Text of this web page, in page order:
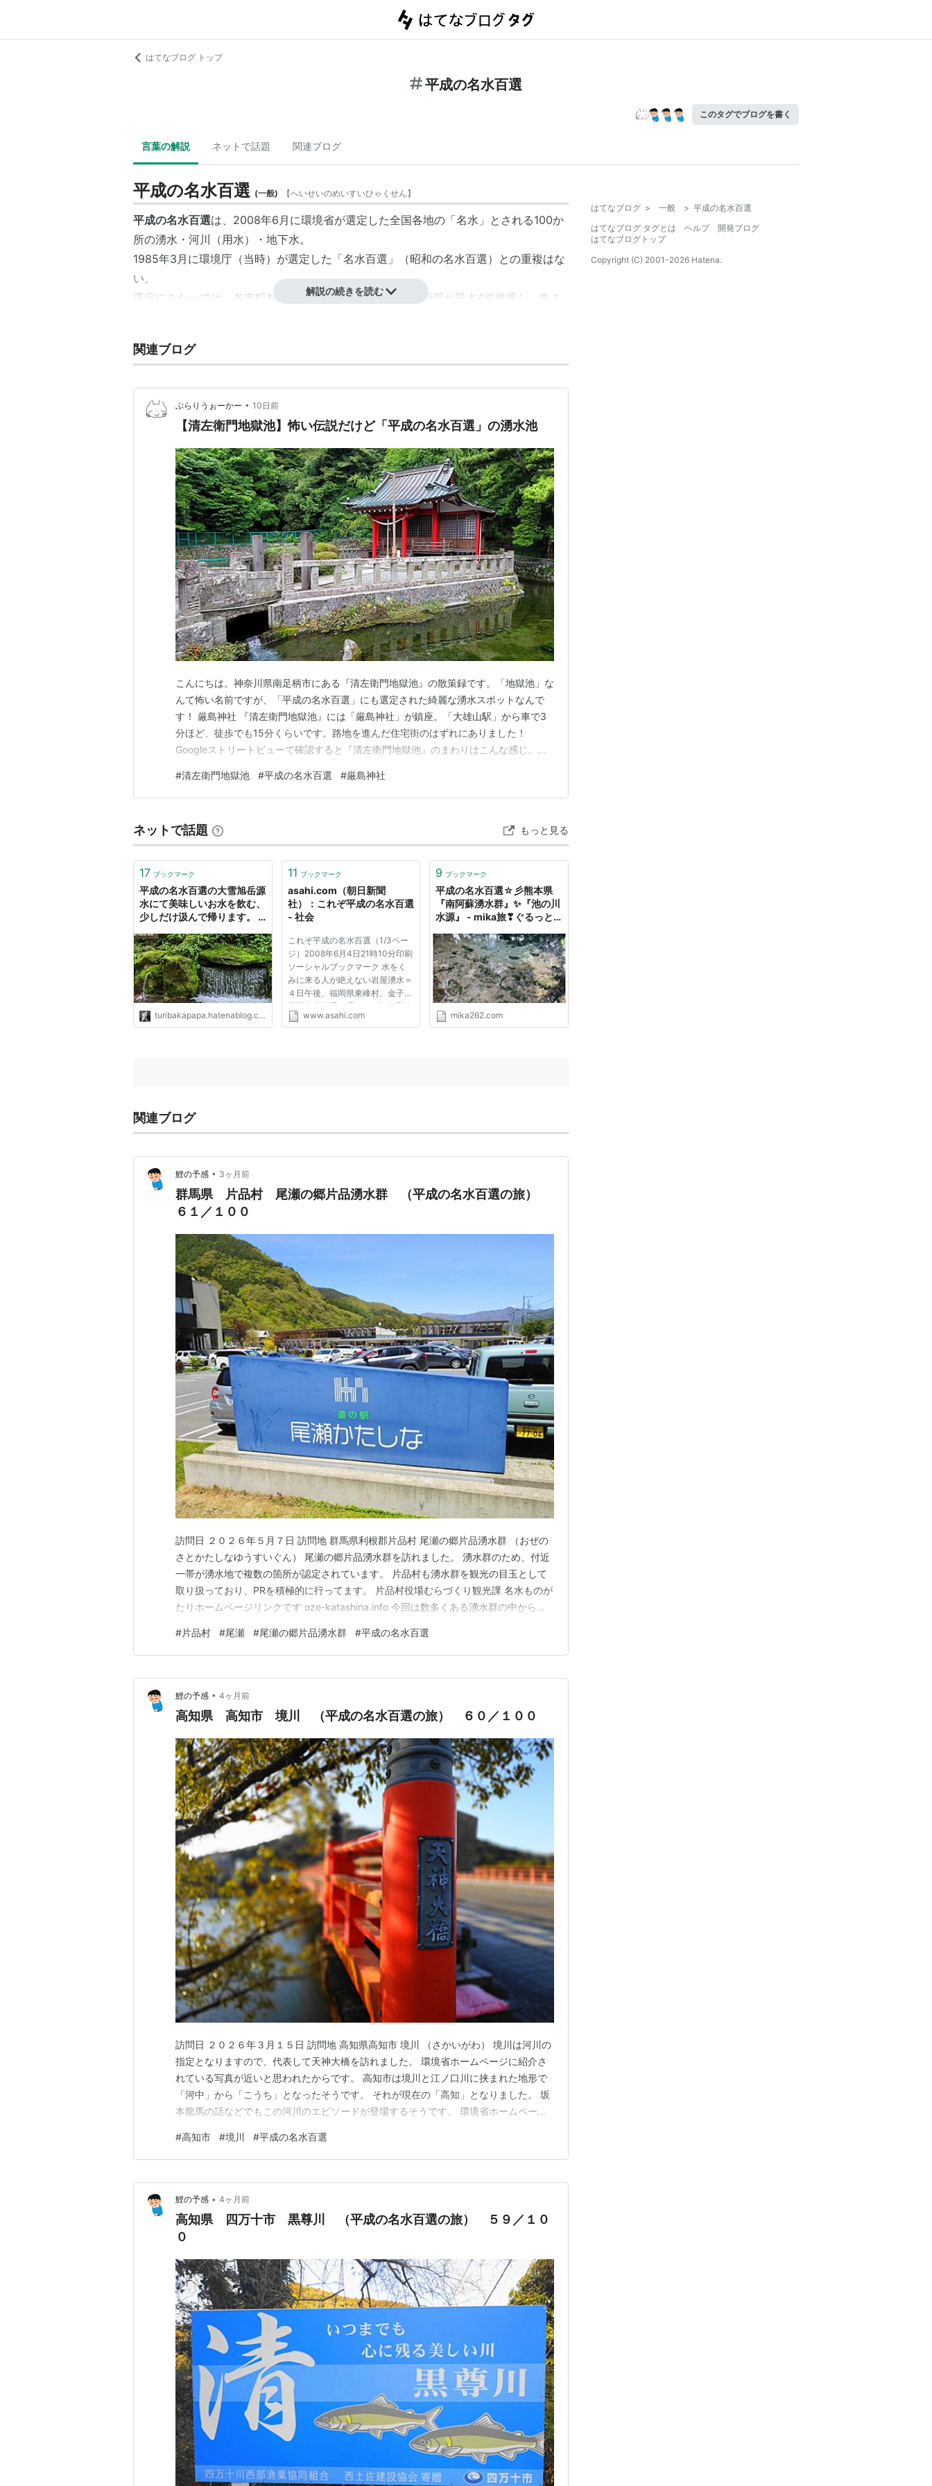
はてなブログ トップ
平成の名水百選
このタグでブログを書く
言葉の解説 ネットで話題 関連ブログ
平成の名水百選 (一般) 【へいせいのめいすいひゃくせん】
平成の名水百選は、2008年6月に環境省が選定した全国各地の「名水」とされる100か
所の湧水・河川（用水）・地下水。
1985年3月に環境庁（当時）が選定した「名水百選」（昭和の名水百選）との重複はな
い。
選定にあたっては、各市町村から提出された名水を各都道府県が最大4件推薦し、集ま
一覧
所在地 名水名 種別
北海道
青森県十和田市 沼袋の水 湧水
青森県西津軽郡深浦町 沸壷池の清水 湧水
青森県北津軽郡中泊町 湧つぼ 湧水
岩手県盛岡市 大慈清水・青龍水 地下水
岩手県盛岡市 中津川綱取ダム下流 河川
岩手県一関市 須川岳秘水ぶなの恵み 湧水
秋田県にかほ市 獅子ケ鼻湿原“出壷” “でつぼ” 湧水
秋田県にかほ市 元滝伏流水 湧水
山形県東田川郡庄内町 立谷沢川 河川
福島県福島市 荒川 河川
福島県喜多方市 栂峰渓流水 河川
群馬県多野郡上野村
群馬県利根郡片品村 尾瀬の郷片品湧水群 湧水
埼玉県熊谷市 元荒川ムサシトミヨ生息地 河川
埼玉県秩父市 武甲山伏流水 地下水
埼玉県新座市 妙音沢 河川
埼玉県秩父郡小鹿野町 毘沙門水 湧水
千葉県君津市 生きた水・久留里 ・くるり
地下
新潟県妙高市
新潟県岩船郡関川村・村上市・
胎内市
富山県富山市
下水
富山県高岡市
富山県滑川市 行田の沢清水
富山県南砺市 不動滝の霊水 湧水
石川県七尾市 藤瀬の水 湧水
石川県小松市 桜生水 湧水
石川県白山市 白山美川伏流水群
遺水観音霊水
福井県小浜市 雲城水
福井県大野市 本願清水 湧水
福井県三方上中郡若狭町 熊川宿前川 用水
山梨県都留市 十日市場・夏狩湧水群 湧水
山梨県山梨市 西沢渓谷 河川
山梨県北杜市 金峰山・瑞牆山源流 河川
長野県松本市 まつもと城下町湧水群
長野県木曽郡木祖村
長野県下高井郡木島平村 龍興寺清水 湧水
岐阜県岐阜市 達目洞（逆川上流） 河川
岐阜県大垣市 加賀野八幡神社井戸 地下水
岐阜県郡上市 和良川 河川
岐阜県下呂市 馬瀬川上流
静岡県静岡市 安倍川 河川
静岡県浜松市 阿多古川 河川
静岡県三島市 源兵衛川 用水
静岡県富士宮市 湧玉池・神田川 河川
愛知県岡崎市 鳥川ホタルの里湧水群 湧水
愛知県犬山市 八曽滝 河川
三重県名張市 赤目四十八滝 河川
滋賀県長浜市 堂来清水 湧水
滋賀県高島市 針江の生水 湧水
滋賀県米原市 居醒の清水 湧水
京都府舞鶴市 真名井の清水 湧水
京都府綴喜郡井手町
兵庫県多可郡多可町
兵庫県美方郡香美町 かつらの千年水 湧水
奈良県宇陀郡曽爾村 曽爾高原湧水群 湧水
吉野郡東吉野村
和歌山県新宮市 熊野川（川の古道） 河川
和歌山県東牟婁郡那智勝浦町 那智の滝 河川
和歌山県東牟婁郡古座川町・串
河川
鳥取県鳥取市 布勢の清水 湧水
東伯郡湯梨浜町 宇野地蔵ダキ 湧水
解説の続きを読む
関連ブログ
ぶらりうぉーかー • 10日前
【清左衛門地獄池】怖い伝説だけど「平成の名水百選」の湧水池
こんにちは。神奈川県南足柄市にある『清左衛門地獄池』の散策録です。「地獄池」な
んて怖い名前ですが、「平成の名水百選」にも選定された綺麗な湧水スポットなんで
す！ 厳島神社 『清左衛門地獄池』には「厳島神社」が鎮座。「大雄山駅」から車で3
分ほど、徒歩でも15分くらいです。路地を進んだ住宅街のはずれにありました！
Googleストリートビューで確認すると『清左衛門地獄池』のまわりはこんな感じ。こ
鳥居横に駐車スペースはありますが、「大雄山駅」近くの駐車場に停めて散策するのが
良いでしょう。 「湧水池」の中に浮かぶ小島の中に「厳…
#清左衛門地獄池 #平成の名水百選 #厳島神社
ネットで話題 もっと見る
17 ブックマーク
平成の名水百選の大雪旭岳源
水にて美味しいお水を飲む、
少しだけ汲んで帰ります。 -
turibakapapa.hatenablog.com
11 ブックマーク
asahi.com（朝日新聞
社）：これぞ平成の名水百選
- 社会
これぞ平成の名水百選（1/3ペー
ジ）2008年6月4日21時10分印刷
ソーシャルブックマーク 水をく
みに来る人が絶えない岩屋湧水＝
４日午後、福岡県東峰村、金子淳
撮影名水百選に選ばれた加賀野八
幡神社井戸では地下水が自噴して
www.asahi.com
9 ブックマーク
平成の名水百選☆彡熊本県
『南阿蘇湧水群』✨『池の川
水源』 - mika旅❣ぐるっと
mika262.com
関連ブログ
鯉の予感 • 3ヶ月前
群馬県 片品村 尾瀬の郷片品湧水群 （平成の名水百選の旅）
６１／１００
訪問日 ２０２６年５月７日 訪問地 群馬県利根郡片品村 尾瀬の郷片品湧水群 （おぜの
さとかたしなゆうすいぐん） 尾瀬の郷片品湧水群を訪れました。 湧水群のため、付近
一帯が湧水地で複数の箇所が認定されています。 片品村も湧水群を観光の目玉として
取り扱っており、PRを積極的に行ってます。 片品村役場むらづくり観光課 名水ものが
たりホームページリンクです oze-katashina.info 今回は数多くある湧水群の中から道
かります。 テナントさんよりも良い立地です（苦笑） 道の駅では食事・お買い物等が
できます。 妻は山菜…
#片品村 #尾瀬 #尾瀬の郷片品湧水群 #平成の名水百選
鯉の予感 • 4ヶ月前
高知県 高知市 境川 （平成の名水百選の旅） ６０／１００
訪問日 ２０２６年３月１５日 訪問地 高知県高知市 境川 （さかいがわ） 境川は河川の
指定となりますので、代表して天神大橋を訪れました。 環境省ホームページに紹介さ
れている写真が近いと思われたからです。 高知市は境川と江ノ口川に挟まれた地形で
「河中」から「こうち」となったそうです。 それが現在の「高知」となりました。 坂
本龍馬の話などでもこの河川のエピソードが登場するそうです。 環境省ホームページ
#高知市 #境川 #平成の名水百選
鯉の予感 • 4ヶ月前
高知県 四万十市 黒尊川 （平成の名水百選の旅） ５９／１０
０
はてなブログ > 一般 > 平成の名水百選
はてなブログ タグとは
ヘルプ
開発ブログ
はてなブログトップ
Copyright (C) 2001-2026 Hatena.